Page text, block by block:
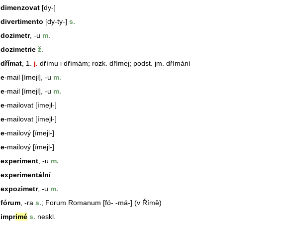
dimenzovat [dy-]
divertimento [dy-ty-] s.
dozimetr, -u m.
dozimetrie ž.
dřímat , 1. j. dřímu i dřímám; rozk. dřímej; podst. jm. dřímání
e-mail [ímejl], -u m.
e-mail [ímejl], -u m.
e-mailovat [ímejl-]
e-mailovat [ímejl-]
e-mailový [ímejl-]
e-mailový [ímejl-]
experiment , -u m.
experimentální
expozimetr, -u m.
fórum , -ra s.; Forum Romanum [fó- -má-] (v Římě)
imprimé s. neskl.